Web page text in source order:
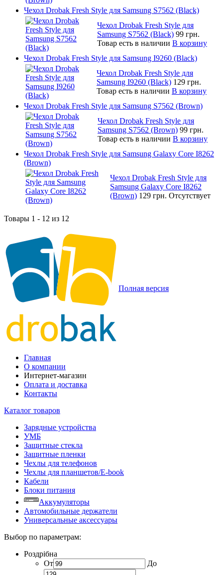
Чехол Drobak Fresh Style для Samsung S7562 (Black)
Чехол Drobak Fresh Style для
Samsung S7562 (Black) 99 грн.
Товар есть в наличии В корзину
Чехол Drobak Fresh Style для Samsung I9260 (Black)
Чехол Drobak Fresh Style для
Samsung I9260 (Black) 129 грн.
Товар есть в наличии В корзину
Чехол Drobak Fresh Style для Samsung S7562 (Brown)
Чехол Drobak Fresh Style для
Samsung S7562 (Brown) 99 грн.
Товар есть в наличии В корзину
Чехол Drobak Fresh Style для Samsung Galaxy Core I8262
(Brown)
Чехол Drobak Fresh Style для
Samsung Galaxy Core I8262
(Brown) 129 грн. Отсутствует
Товары 1 - 12 из 12
Полная версия
Главная
О компании
Интернет-магазин
Оплата и доставка
Контакты
Каталог товаров
Зарядные устройства
УМБ
Защитные стекла
Защитные пленки
Чехлы для телефонов
Чехлы для планшетов/E-book
Кабели
Блоки питания
Аккумуляторы
Автомобильные держатели
Универсальные аксессуары
Выбор по параметрам:
Роздрібна
От
До